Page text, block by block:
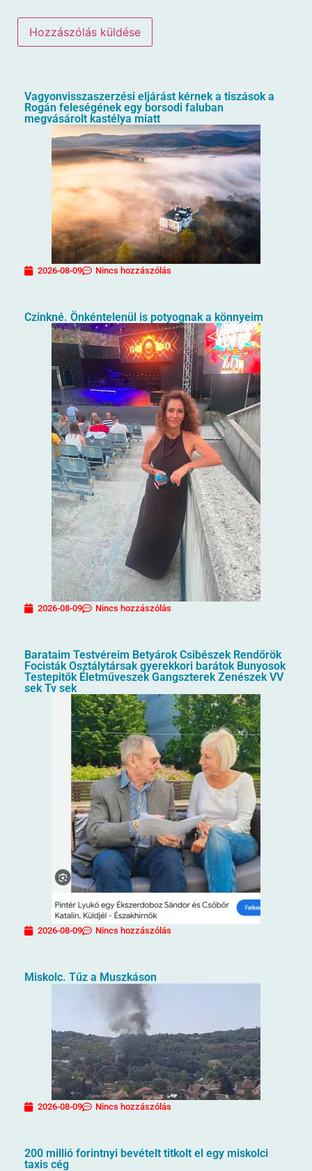
Vagyonvisszaszerzési eljárást kérnek a tiszások a
Rogán feleségének egy borsodi faluban
megvásárolt kastélya miatt
2026-08-09 Nincs hozzászólás
Czinkné. Önkéntelenül is potyognak a könnyeim
2026-08-09 Nincs hozzászólás
Barataim Testvéreim Betyárok Csibészek Rendőrök
Focisták Osztálytársak gyerekkori barátok Bunyosok
Testepitők Életműveszek Gangszterek Zenészek VV
sek Tv sek
2026-08-09 Nincs hozzászólás
Miskolc. Tűz a Muszkáson
2026-08-09 Nincs hozzászólás
200 millió forintnyi bevételt titkolt el egy miskolci
taxis cég